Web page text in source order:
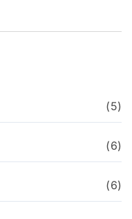
(5)
(6)
(6)